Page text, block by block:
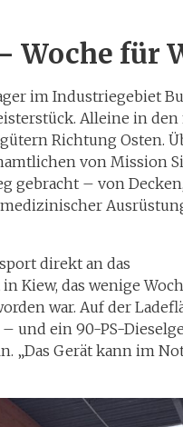
Woche für
im Industriegebiet
Alleine in den
Richtung Osten.
von Mission
gebracht – von
direkt an das
Kiew, das wenige
war. Auf der
und ein 90-PS-
„Das Gerät kann im